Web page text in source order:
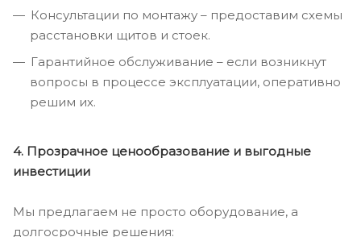
Консультации по монтажу – предоставим схемы
расстановки щитов и стоек.
Гарантийное обслуживание – если возникнут
вопросы в процессе эксплуатации, оперативно
решим их.
4. Прозрачное ценообразование и выгодные
инвестиции
Мы предлагаем не просто оборудование, а
долгосрочные решения: